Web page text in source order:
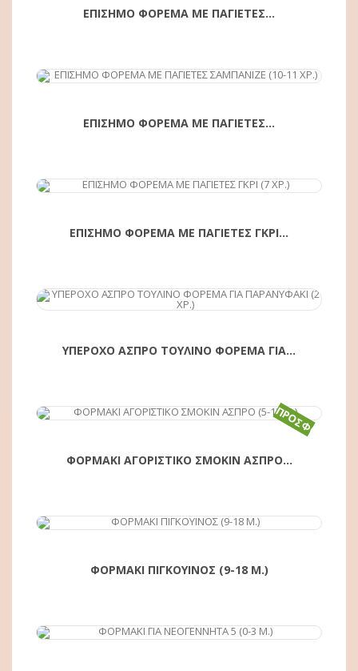
ΕΠΙΣΗΜΟ ΦΟΡΕΜΑ ΜΕ ΠΑΓΙΕΤΕΣ...
ΕΠΙΣΗΜΟ ΦΟΡΕΜΑ ΜΕ ΠΑΓΙΕΤΕΣ...
ΕΠΙΣΗΜΟ ΦΟΡΕΜΑ ΜΕ ΠΑΓΙΕΤΕΣ ΓΚΡΙ...
ΥΠΕΡΟΧΟ ΑΣΠΡΟ ΤΟΥΛΙΝΟ ΦΟΡΕΜΑ ΓΙΑ...
ΑΓΟΡΆ
ΦΟΡΜΑΚΙ ΑΓΟΡΙΣΤΙΚΟ ΣΜΟΚΙΝ ΑΣΠΡΟ...
ΠΡΟΣΦΟΡΆ!
ΑΓΟΡΆ
ΦΟΡΜΑΚΙ ΠΙΓΚΟΥΙΝΟΣ (9-18 Μ.)